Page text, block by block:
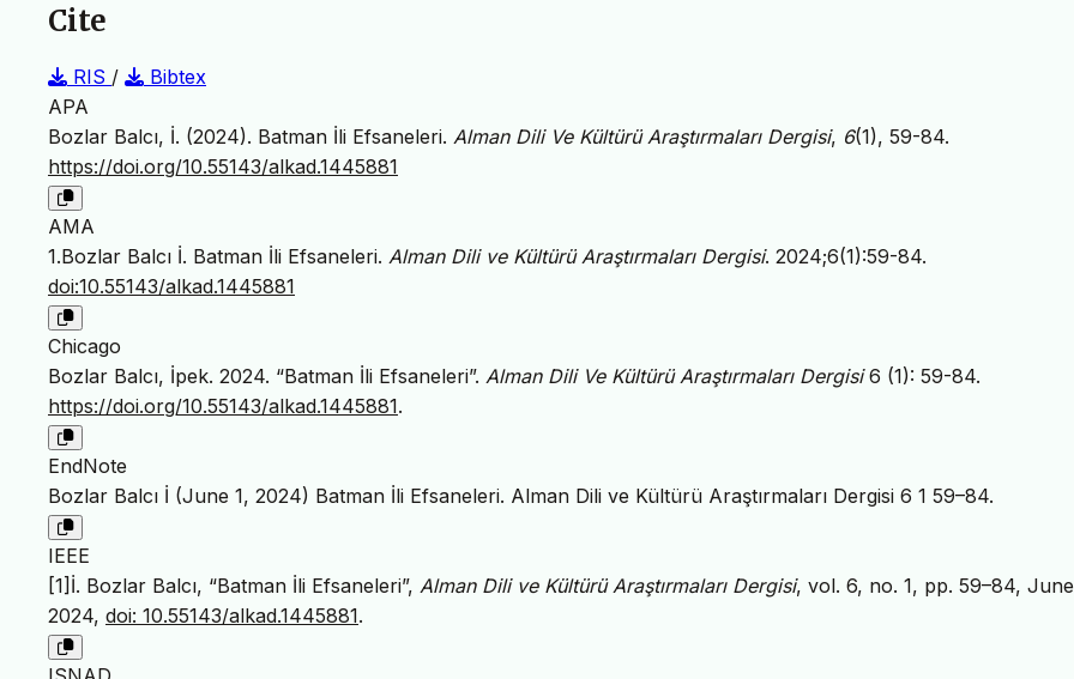
Cite
RIS /
Bibtex
APA
Bozlar Balcı, İ. (2024). Batman İli Efsaneleri. Alman Dili Ve Kültürü Araştırmaları Dergisi, 6(1), 59-84.
https://doi.org/10.55143/alkad.1445881
AMA
1.Bozlar Balcı İ. Batman İli Efsaneleri. Alman Dili ve Kültürü Araştırmaları Dergisi. 2024;6(1):59-84.
doi:10.55143/alkad.1445881
Chicago
Bozlar Balcı, İpek. 2024. “Batman İli Efsaneleri”. Alman Dili Ve Kültürü Araştırmaları Dergisi6 (1): 59-84.
https://doi.org/10.55143/alkad.1445881.
EndNote
Bozlar Balcı İ (June 1, 2024) Batman İli Efsaneleri. Alman Dili ve Kültürü Araştırmaları Dergisi 6 1 59–84.
IEEE
[1]İ. Bozlar Balcı, “Batman İli Efsaneleri”, Alman Dili ve Kültürü Araştırmaları Dergisi, vol. 6, no. 1, pp. 59–84, June
2024, doi: 10.55143/alkad.1445881.